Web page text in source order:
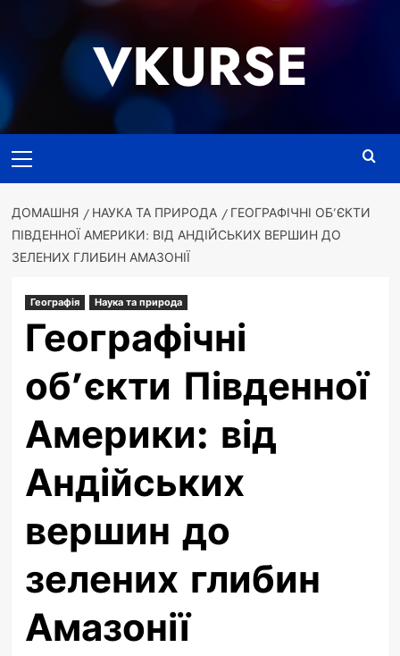
VKURSE
меню
ДОМАШНЯ НАУКА ТА ПРИРОДА
ГЕОГРАФІЧНІ ОБ’ЄКТИ
ПІВДЕННОЇ АМЕРИКИ: ВІД АНДІЙСЬКИХ ВЕРШИН ДО
ЗЕЛЕНИХ ГЛИБИН АМАЗОНІЇ
Географія Наука та природа
Географічні
об’єкти Південної
Америки: від
Андійських
вершин до
зелених глибин
Амазонії